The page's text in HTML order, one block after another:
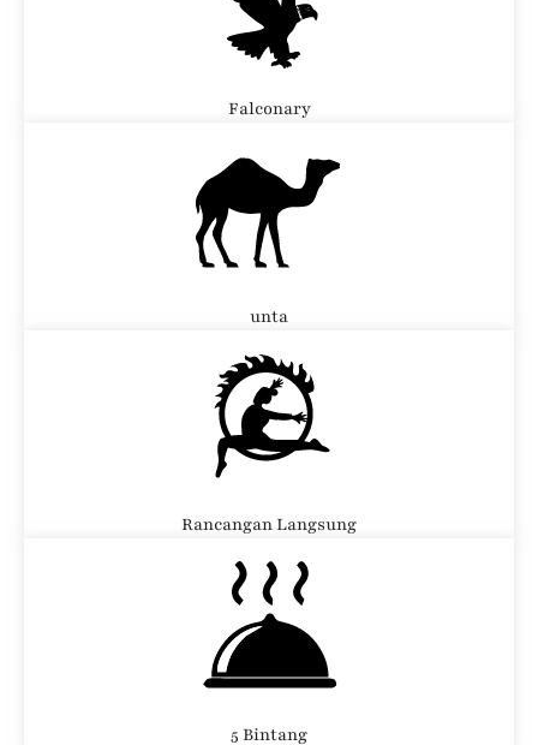
Falconary
unta
Rancangan Langsung
5 Bintang